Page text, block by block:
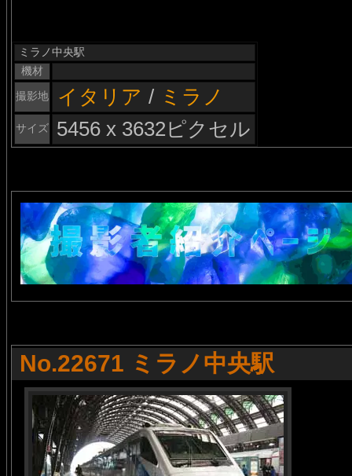
ミラノ中央駅
機材
撮影地
イタリア / ミラノ
サイズ 5456 x 3632ピクセル
No.22671 ミラノ中央駅